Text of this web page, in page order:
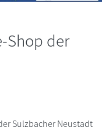
Shop der
Sulzbacher Neustadt